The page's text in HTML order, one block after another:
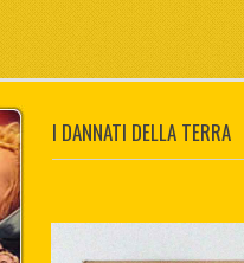
I DANNATI DELLA TERRA